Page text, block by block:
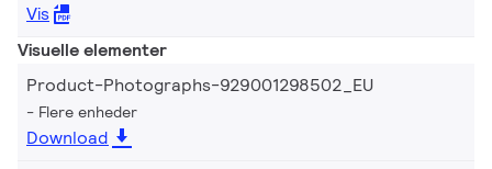
Vis
Visuelle elementer
Product-Photographs-929001298502_EU
Flere enheder
Download